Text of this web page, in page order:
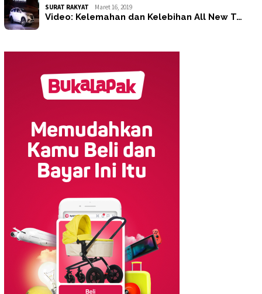
SURAT RAKYAT Maret 16, 2019
Video: Kelemahan dan Kelebihan All New T…